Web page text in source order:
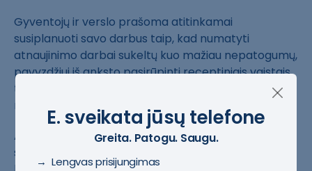
Gyventojų ir verslo prašoma atitinkamai
susiplanuoti savo darbus taip, kad numatyti
atnaujinimo darbai sukeltų kuo mažiau nepatogumų,
pavyzdžiui iš anksto pasirūpinti receptiniais vaistais
tam atvejui, jei dėl E. sveikatos sistemos trikdžių
nebūtų galimybės jų įsigyti vaistinėse.
Atkreipiamas dėmesys, kad po atnaujinimų galimi
sistemų veikimo trikdžiai, bet Registrų centro IT
E. sveikata jūsų telefone
Greita. Patogu. Saugu.
→ Lengvas prisijungimas